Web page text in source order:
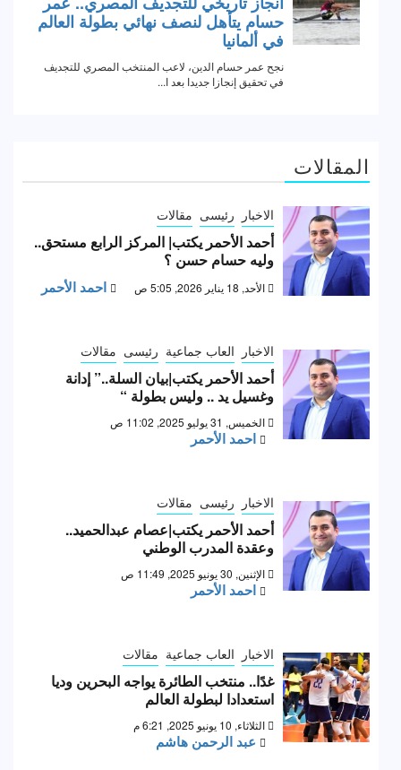
المقالات
الاخبار رئيسى مقالات
أحمد الأحمر يكتب| المركز الرابع مستحق..
وليه حسام حسن ؟
الأحد, 18 يناير 2026, 5:05 ص احمد الأحمر
الاخبار العاب جماعية رئيسى مقالات
أحمد الأحمر يكتب|بيان السلة..” إدانة
وغسيل يد .. وليس بطولة “
الخميس, 31 يوليو 2025, 11:02 ص
احمد الأحمر
الاخبار رئيسى مقالات
أحمد الأحمر يكتب|عصام عبدالحميد..
وعقدة المدرب الوطني
الإثنين, 30 يونيو 2025, 11:49 ص
احمد الأحمر
الاخبار العاب جماعية مقالات
غدًا.. منتخب الطائرة يواجه البحرين وديا
استعدادا لبطولة العالم
الثلاثاء, 10 يونيو 2025, 6:21 م
عبد الرحمن هاشم